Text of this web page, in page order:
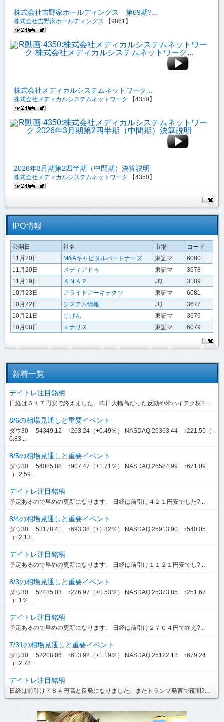
株式会社吉野家ホールディングス 第69期?...
株式会社吉野家ホールディングス 【9861】
株式会社メディカルシステムネットワーク...
株式会社メディカルシステムネットワーク 【4350】
2026年3月期第2四半期（中間期）決算説明
株式会社メディカルシステムネットワーク 【4350】
IPO情報
公開日 社名 市場
コード
11月20日
M&Aキャピタルパートナーズ 東証マ
6080
11月20日
メディアドゥ 東証マ
3678
11月19日
ＡＮＡＰ JQ
3189
10月23日
アライドアーキテクツ 東証マ
6081
10月22日
システム情報 JQ
3677
10月21日
じげん 東証マ
3679
10月08日
エナリス 東証マ 6079
新着一覧
デイトレ注目銘柄
日経は６１７円安で終えました。昨日大幅高だった反動や米ハイテク株?...
8/6の相場見通しと重要イベント
ダウ30 54349.12 ↑263.24（+0.49％） NASDAQ 26363.44 ↓221.55（-
0.83...
8/5の相場見通しと重要イベント
ダウ30 54085.88 ↑907.47（+1.71％） NASDAQ 26584.99 ↑671.09
（+2.59...
デイトレ注目銘柄
予定あるので早めの更新になります。 日経は前引け４２１円安でした?...
8/4の相場見通しと重要イベント
ダウ30 53178.41 ↑693.38（+1.32％） NASDAQ 25913.90 ↑540.05
（+2.13...
デイトレ注目銘柄
予定あるので早めの更新になります。 日経は前引け１１２１円安でし?...
8/3の相場見通しと重要イベント
ダウ30 52485.03 ↑276.97（+0.53％） NASDAQ 25373.85 ↑251.67
（+1％...
デイトレ注目銘柄
予定あるので早めの更新になります。 日経は前引け２７０４円で終え?...
7/31の相場見通しと重要イベント
ダウ30 52208.06 ↑613.92（+1.19％） NASDAQ 25122.18 ↑679.24
（+2.78...
デイトレ注目銘柄
日経は前引け７８４円高と反発になりました。またトランプ発言で夜間?...